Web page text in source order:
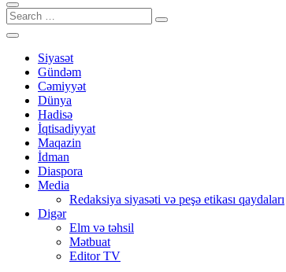
Siyasət
Gündəm
Cəmiyyət
Dünya
Hadisə
İqtisadiyyat
Maqazin
İdman
Diaspora
Media
Redaksiya siyasəti və peşə etikası qaydaları
Digər
Elm və təhsil
Mətbuat
Editor TV